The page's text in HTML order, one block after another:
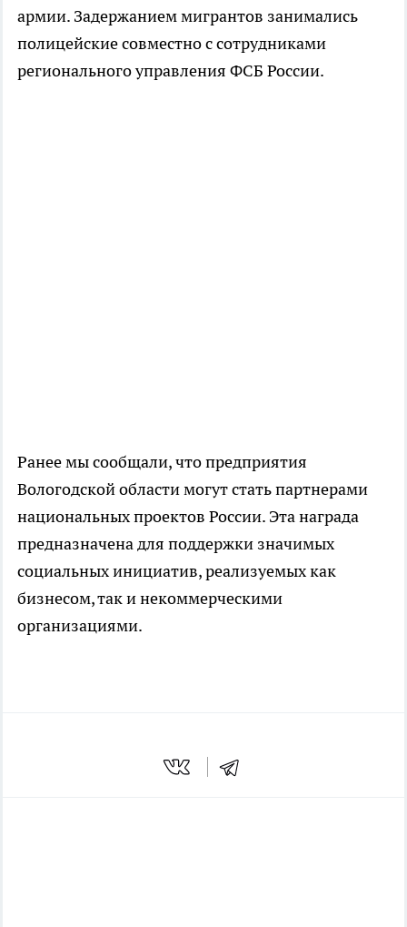
армии. Задержанием мигрантов занимались
полицейские совместно с сотрудниками
регионального управления ФСБ России.
Ранее мы сообщали, что предприятия
Вологодской области могут стать партнерами
национальных проектов России. Эта награда
предназначена для поддержки значимых
социальных инициатив, реализуемых как
бизнесом, так и некоммерческими
организациями.